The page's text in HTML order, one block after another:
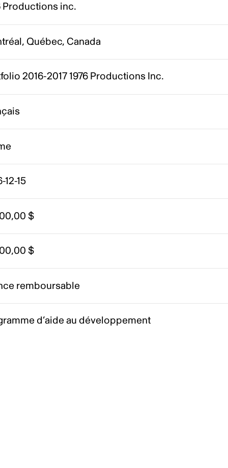
Productions inc.
Québec, Canada
2016-2017 1976 Productions Inc.
12-15
$
$
remboursable
d’aide au développement